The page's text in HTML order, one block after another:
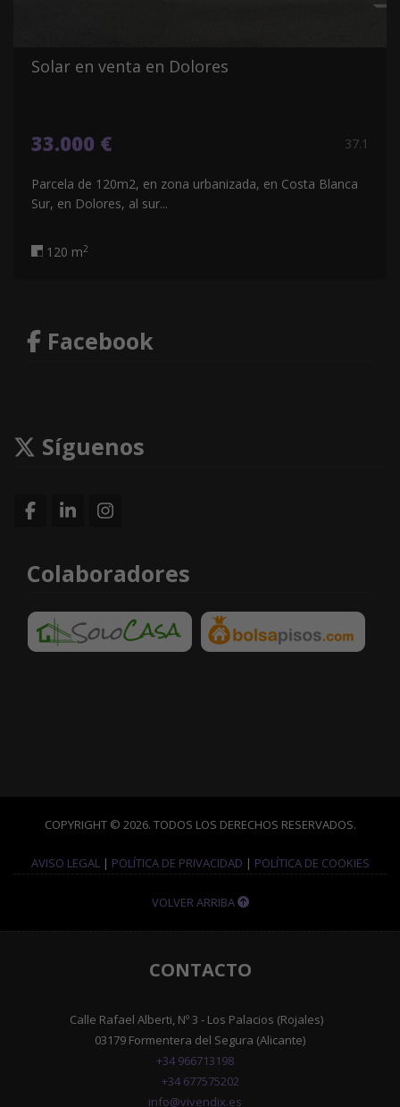
Solar en venta en Dolores
33.000 € 37.1
Parcela de 120m2, en zona urbanizada, en Costa Blanca
Sur, en Dolores, al sur...
120 m2
Facebook
Síguenos
Colaboradores
COPYRIGHT © 2026. TODOS LOS DERECHOS RESERVADOS.
AVISO LEGAL| POLÍTICA DE PRIVACIDAD | POLÍTICA DE COOKIES
VOLVER ARRIBA
CONTACTO
Calle Rafael Alberti, Nº 3 - Los Palacios (Rojales)
03179 Formentera del Segura (Alicante)
+34 966713198
+34 677575202
info@vivendix.es